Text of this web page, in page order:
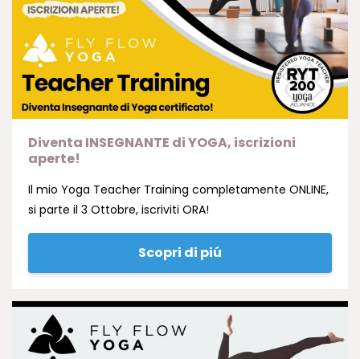
Diventa INSEGNANTE di YOGA, iscrizioni
aperte!
Il mio Yoga Teacher Training completamente ONLINE,
si parte il 3 Ottobre, iscriviti ORA!
Scopri di piú